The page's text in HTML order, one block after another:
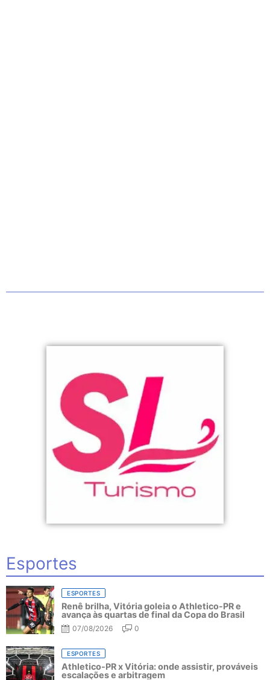
Esportes
ESPORTES
Renê brilha, Vitória goleia o Athletico-PR e
avança às quartas de final da Copa do Brasil
07/08/2026 0
ESPORTES
Athletico-PR x Vitória: onde assistir, prováveis
escalações e arbitragem